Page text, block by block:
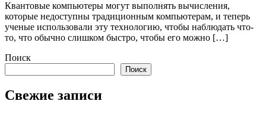
Квантовые компьютеры могут выполнять вычисления,
которые недоступны традиционным компьютерам, и теперь
ученые использовали эту технологию, чтобы наблюдать что-
то, что обычно слишком быстро, чтобы его можно […]
Поиск
Поиск
Свежие записи